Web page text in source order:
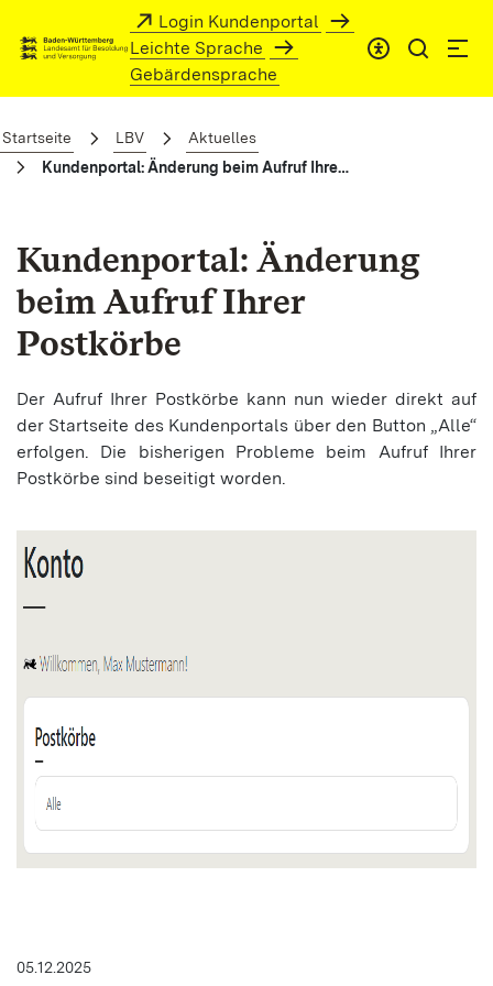
Zum Hauptinhalt springenLogin Kundenportal
Leichte Sprache
Gebärdensprache
Startseite LBV
Aktuelles
Kundenportal: Änderung beim Aufruf Ihrer Postkörbe
05.12.2025
Kundenportal: Änderung
beim Aufruf Ihrer
Postkörbe
Der Aufruf Ihrer Postkörbe kann nun wieder direkt auf
der Startseite des Kundenportals über den Button „Alle“
erfolgen. Die bisherigen Probleme beim Aufruf Ihrer
Postkörbe sind beseitigt worden.